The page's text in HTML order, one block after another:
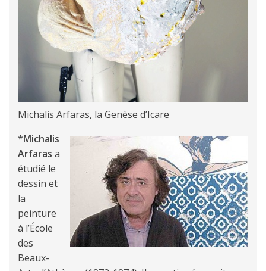
Michalis Arfaras, la Genèse d’Icare
*Michalis
Arfaras a
étudié le
dessin et
la
peinture
à l’École
des
Beaux-